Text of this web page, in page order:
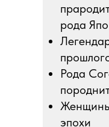
рода
Рода
эпохи